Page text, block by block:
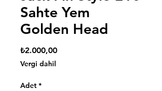
Sahte Yem
Golden Head
₺2.000,00Fiyat
Vergi dahil
Adet *